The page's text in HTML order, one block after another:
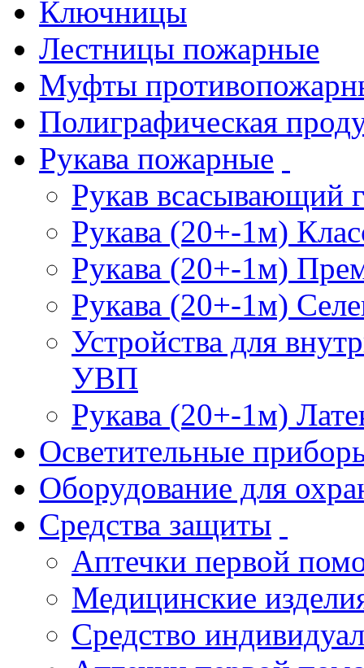
Ключницы
Лестницы пожарные
Муфты
Полиграфическая
Рукава пожарные
Рукав всасывающий
Рукава (20+-1м)
Рукава (20+-1м)
Рукава (20+-1м)
Устройства для
УВП
Рукава (20+-1м)
Осветительные
Оборудование для
Средства защиты
Аптечки первой
Медицинские
Средство